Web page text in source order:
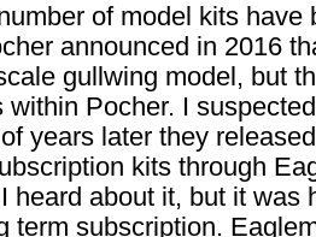
of model kits have
announced in 2016
gullwing model, but
within Pocher. I
years later they
kits through
heard about it, but it was
term subscription.